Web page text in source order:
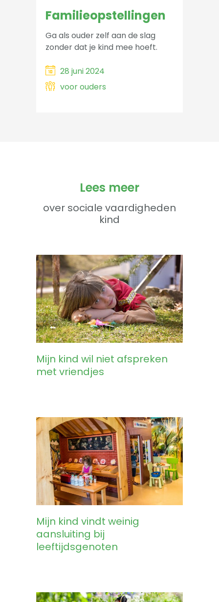
Familieopstellingen
Ga als ouder zelf aan de slag
zonder dat je kind mee hoeft.
28 juni 2024
voor ouders
Lees meer
over sociale vaardigheden
kind
Mijn kind wil niet afspreken
met vriendjes
Mijn kind vindt weinig
aansluiting bij
leeftijdsgenoten